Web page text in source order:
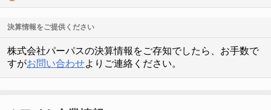
決算情報をご提供ください
株式会社パーパスの決算情報をご存知でしたら、お手数で
すがお問い合わせよりご連絡ください。